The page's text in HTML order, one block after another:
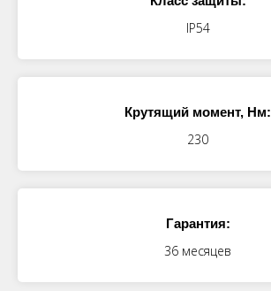
IP54
Крутящий момент, Нм:
230
Гарантия:
36 месяцев